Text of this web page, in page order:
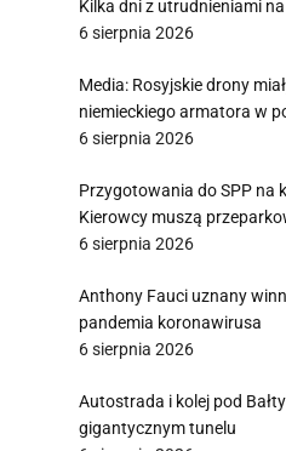
Kilka dni z utrudnieniami
6 sierpnia 2026
Media: Rosyjskie drony
niemieckiego armatora w
6 sierpnia 2026
Przygotowania do SPP na
Kierowcy muszą
6 sierpnia 2026
Anthony Fauci uznany
pandemia koronawirusa
6 sierpnia 2026
Autostrada i kolej pod
gigantycznym tunelu